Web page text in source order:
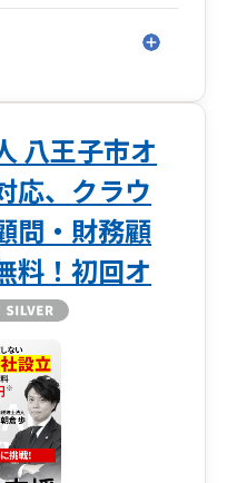
八王子市オ
応、クラウ
問・財務顧
料！初回オ